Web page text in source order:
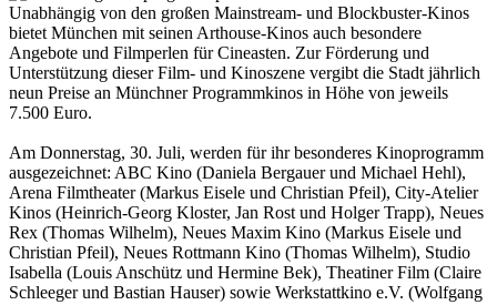
Unabhängig von den großen Mainstream- und Blockbuster-Kinos
bietet München mit seinen Arthouse-Kinos auch besondere
Angebote und Filmperlen für Cineasten. Zur Förderung und
Unterstützung dieser Film- und Kinoszene vergibt die Stadt jährlich
neun Preise an Münchner Programmkinos in Höhe von jeweils
7.500 Euro.
Am Donnerstag, 30. Juli, werden für ihr besonderes Kinoprogramm
ausgezeichnet: ABC Kino (Daniela Bergauer und Michael Hehl),
Arena Filmtheater (Markus Eisele und Christian Pfeil), City-Atelier
Kinos (Heinrich-Georg Kloster, Jan Rost und Holger Trapp), Neues
Rex (Thomas Wilhelm), Neues Maxim Kino (Markus Eisele und
Christian Pfeil), Neues Rottmann Kino (Thomas Wilhelm), Studio
Isabella (Louis Anschütz und Hermine Bek), Theatiner Film (Claire
Schleeger und Bastian Hauser) sowie Werkstattkino e.V. (Wolfgang